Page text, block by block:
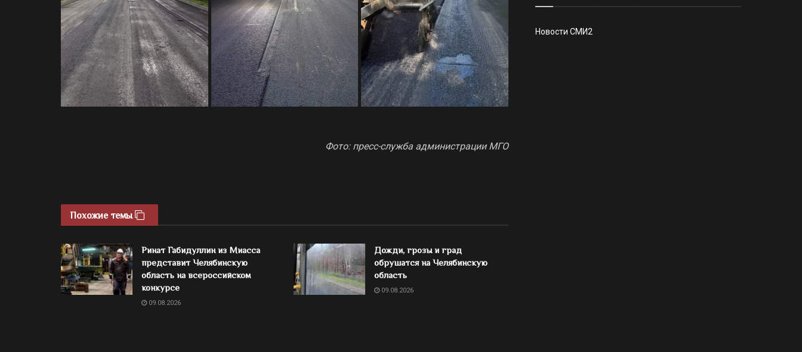
Фото: пресс-служба администрации МГО
Похожие темы
Ринат Габидуллин из Миасса
представит Челябинскую
область на всероссийском
конкурсе
09.08.2026
Дожди, грозы и град
обрушатся на Челябинскую
область
09.08.2026
Новости СМИ2